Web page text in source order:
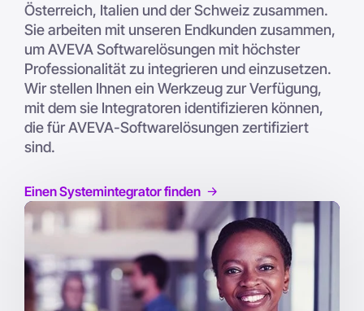
Österreich, Italien und der Schweiz zusammen.
Sie arbeiten mit unseren Endkunden zusammen,
um AVEVA Softwarelösungen mit höchster
Professionalität zu integrieren und einzusetzen.
Wir stellen Ihnen ein Werkzeug zur Verfügung,
mit dem sie Integratoren identifizieren können,
die für AVEVA-Softwarelösungen zertifiziert
sind.
Einen Systemintegrator finden